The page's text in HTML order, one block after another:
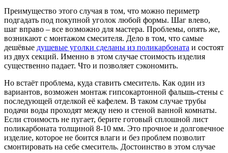
Преимущество этого случая в том, что можно периметр
подгадать под покупной уголок любой формы. Шаг влево,
шаг вправо – все возможно для мастера. Проблемы, опять же,
возникают с монтажом смесителя. Дело в том, что самые
дешёвые душевые уголки сделаны из поликарбоната и состоят
из двух секций. Именно в этом случае стоимость изделия
существенно падает. Что и позволяет сэкономить.
Но встаёт проблема, куда ставить смеситель. Как один из
вариантов, возможен монтаж гипсокартонной фальшь-стены с
последующей отделкой её кафелем. В таком случае трубы
подачи воды проходят между нею и стеной ванной комнаты.
Если стоимость не пугает, берите готовый сплошной лист
поликарбоната толщиной 8-10 мм. Это прочное и долговечное
изделие, которое не боится влаги и без проблем позволит
смонтировать на себе смеситель. Достоинство в этом случае